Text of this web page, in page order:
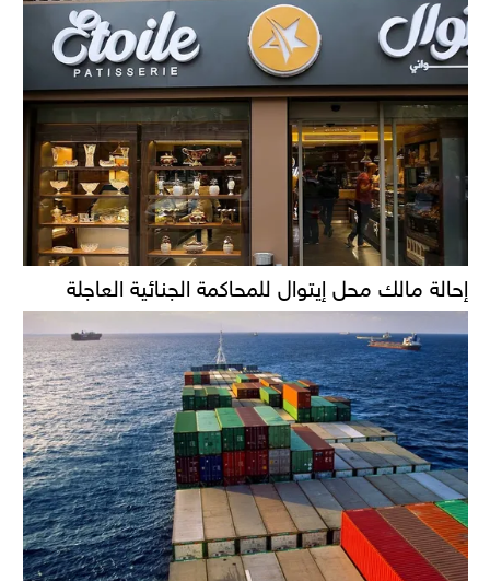
إحالة مالك محل إيتوال للمحاكمة الجنائية العاجلة